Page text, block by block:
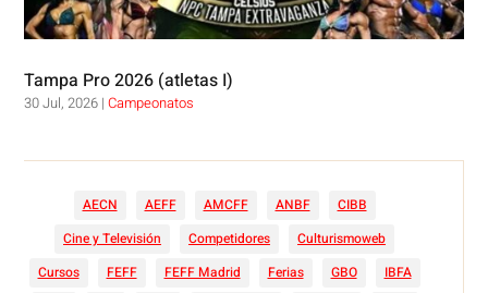
Tampa Pro 2026 (atletas I)
30 Jul, 2026 |Campeonatos
AECN AEFF AMCFF ANBF
CIBB
Cine y Televisión
Competidores
Culturismoweb
Cursos
FEFF FEFF Madrid Ferias GBO
IBFA